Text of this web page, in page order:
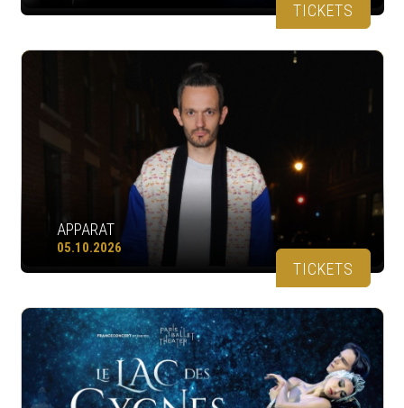
TICKETS
APPARAT
05.10.2026
TICKETS